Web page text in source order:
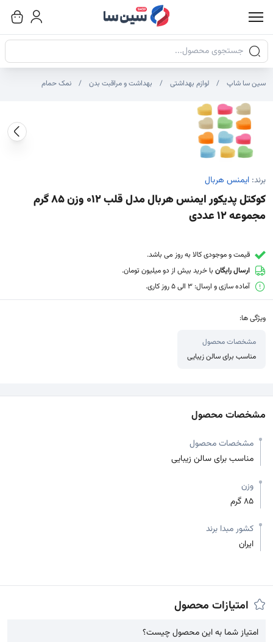
جستجوی محصولات
سین سا شاپ لوازم بهداشتی بهداشت و مراقبت بدن نمک حمام
برند: ایمنس هربال
کوکتل پدیکور ایمنس هربال مدل قلب 012 وزن 85 گرم
مجموعه 12 عددی
قیمت و موجودی کالا به روز می باشد.
ارسال رایگان با خرید بیش از دو میلیون تومان.
آماده سازی و ارسال: 3 الی 5 روز کاری.
ویژگی ها:
مشخصات محصول
مناسب برای سالن زیبایی
تصاویر محصول
تصویر شاخص محصول
سایر تصاویر محصول - تصاویر بندانگشتی
مشخصات محصول
مشخصات محصول
مناسب برای سالن زیبایی
وزن
85 گرم
کشور مبدا برند
ایران
امتیازات محصول
امتیاز شما به این محصول چیست؟
امتیاز شما به این محصول چیست؟